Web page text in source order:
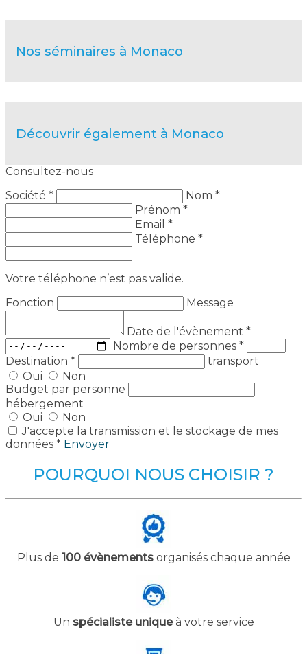
Nos séminaires à Monaco
Découvrir également à Monaco
Consultez-nous
Société *
Nom *
Prénom *
Email *
Téléphone *
Votre téléphone n’est pas valide.
Fonction
Message
Date de l'évènement *
Nombre de personnes *
Destination *
transport
Oui
Non
Budget par personne
hébergement
Oui
Non
J'accepte la transmission et le stockage de mes
données * Envoyer
POURQUOI NOUS CHOISIR ?
Plus de 100 évènementsorganisés chaque année
Un spécialiste uniqueà votre service